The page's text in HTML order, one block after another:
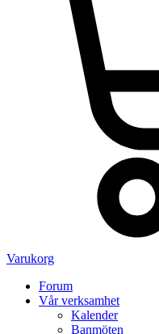
Varukorg
Forum
Vår verksamhet
Kalender
Banmöten